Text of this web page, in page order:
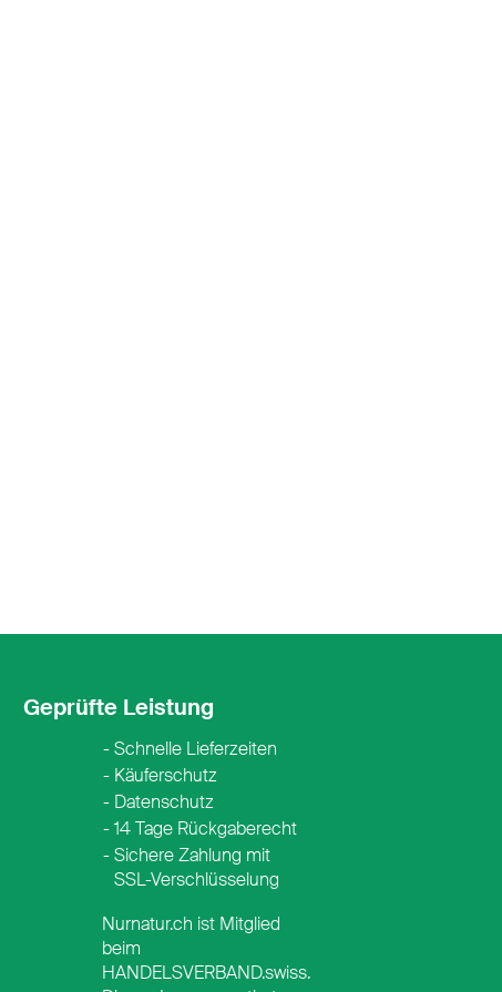
Geprüfte Leistung
Schnelle Lieferzeiten
Käuferschutz
Datenschutz
14 Tage Rückgaberecht
Sichere Zahlung mit
SSL-Verschlüsselung
Nurnatur.ch ist Mitglied
beim
HANDELSVERBAND.swiss.